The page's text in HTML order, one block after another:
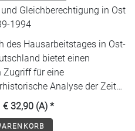
Gleichberechtigung in Ost
1994
des Hausarbeitstages in Ost-
bietet einen
Zugriff für eine
Analyse der Zeit
€ 32,90 (A) *